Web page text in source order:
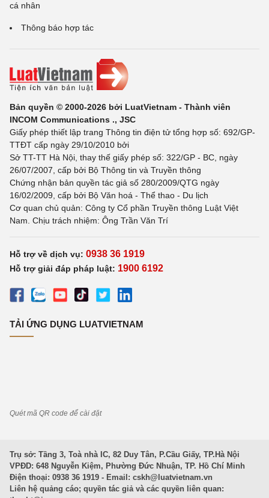
cá nhân
Thông báo hợp tác
Bản quyền © 2000-2026 bởi LuatVietnam - Thành viên
INCOM Communications ., JSC
Giấy phép thiết lập trang Thông tin điện tử tổng hợp số: 692/GP-
TTĐT cấp ngày 29/10/2010 bởi
Sở TT-TT Hà Nội, thay thế giấy phép số: 322/GP - BC, ngày
26/07/2007, cấp bởi Bộ Thông tin và Truyền thông
Chứng nhận bản quyền tác giả số 280/2009/QTG ngày
16/02/2009, cấp bởi Bộ Văn hoá - Thể thao - Du lịch
Cơ quan chủ quản: Công ty Cổ phần Truyền thông Luật Việt
Nam. Chịu trách nhiệm: Ông Trần Văn Trí
Hỗ trợ về dịch vụ: 0938 36 1919
Hỗ trợ giải đáp pháp luật: 1900 6192
TẢI ỨNG DỤNG LUATVIETNAM
Quét mã QR code để cài đặt
Trụ sở: Tầng 3, Toà nhà IC, 82 Duy Tân, P.Cầu Giấy, TP.Hà Nội
VPĐD: 648 Nguyễn Kiệm, Phường Đức Nhuận, TP. Hồ Chí Minh
Điện thoại: 0938 36 1919 - Email: cskh@luatvietnam.vn
Liên hệ quảng cáo; quyền tác giả và các quyền liên quan: